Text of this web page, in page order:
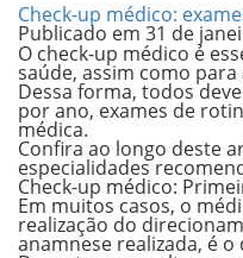
Check-up médico:
Publicado em 31 de
O check-up médico é
saúde, assim como
Dessa forma, todos
por ano, exames de
médica.
Confira ao longo deste
especialidades
Check-up médico:
Em muitos casos, o
realização do
anamnese realizada, é o